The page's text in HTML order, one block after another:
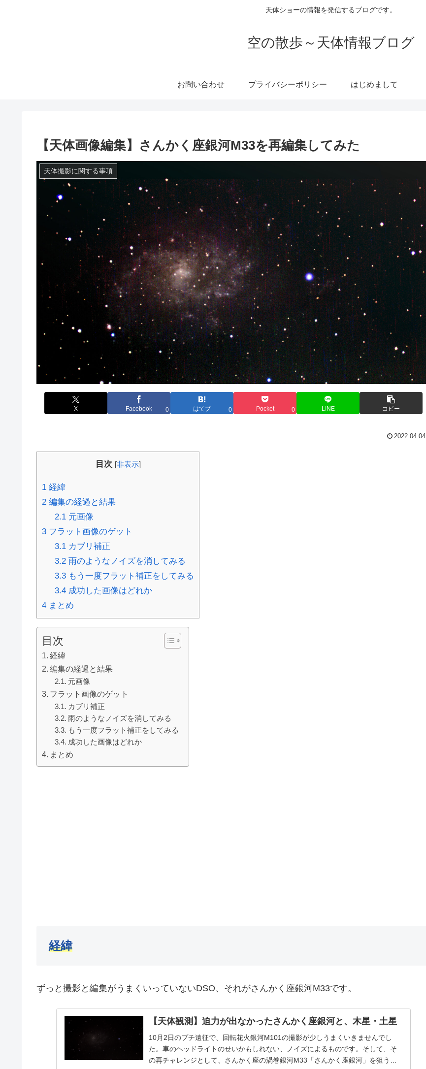
天体ショーの情報を発信するブログです。
空の散歩～天体情報ブログ
お問い合わせ プライバシーポリシー はじめまして
【天体画像編集】さんかく座銀河M33を再編集してみた
天体撮影に関する事項
X Facebook 0 はてブ 0 Pocket 0 LINE コピー
2022.04.04
目次 [非表示]
1 経緯
2 編集の経過と結果
2.1元画像
3 フラット画像のゲット
3.1カブリ補正
3.2雨のようなノイズを消してみる
3.3もう一度フラット補正をしてみる
3.4成功した画像はどれか
4 まとめ
目次
経緯
編集の経過と結果
元画像
フラット画像のゲット
カブリ補正
雨のようなノイズを消してみる
もう一度フラット補正をしてみる
成功した画像はどれか
まとめ
経緯
ずっと撮影と編集がうまくいっていないDSO、それがさんかく座銀河M33です。
【天体観測】迫力が出なかったさんかく座銀河と、木星・土星
10月2日のプチ遠征で、回転花火銀河M101の撮影が少しうまくいきませんでし
た。車のヘッドライトのせいかもしれない、ノイズによるものです。そして、そ
の再チャレンジとして、さんかく座の渦巻銀河M33「さんかく座銀河」を狙うこ